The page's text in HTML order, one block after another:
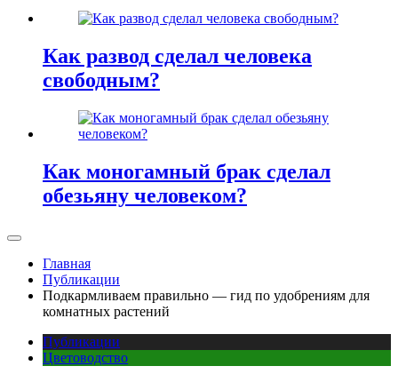
Как развод сделал человека
свободным?
Как моногамный брак сделал
обезьяну человеком?
Главная
Публикации
Подкармливаем правильно — гид по удобрениям для
комнатных растений
Публикации
Цветоводство